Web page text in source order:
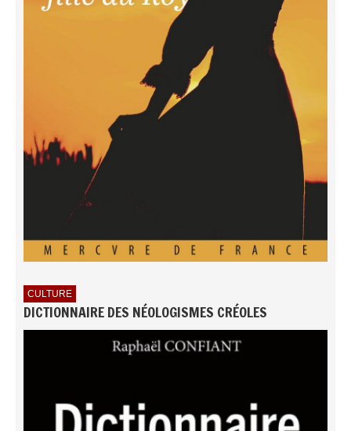
CULTURE
DICTIONNAIRE DES NÉOLOGISMES CRÉOLES